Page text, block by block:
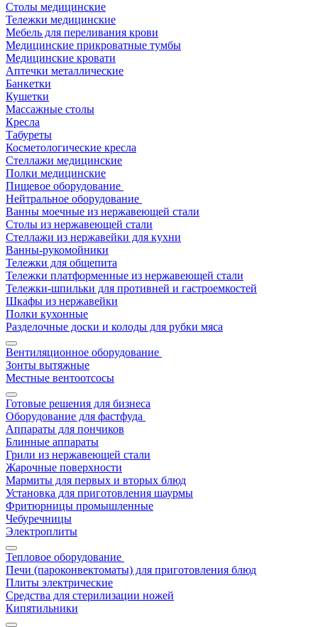
Столы медицинские
Тележки медицинские
Мебель для переливания крови
Медицинские прикроватные тумбы
Медицинские кровати
Аптечки металлические
Банкетки
Кушетки
Массажные столы
Кресла
Табуреты
Косметологические кресла
Стеллажи медицинские
Полки медицинские
Пищевое оборудование
Нейтральное оборудование
Ванны моечные из нержавеющей стали
Столы из нержавеющей стали
Стеллажи из нержавейки для кухни
Ванны-рукомойники
Тележки для общепита
Тележки платформенные из нержавеющей стали
Тележки-шпильки для противней и гастроемкостей
Шкафы из нержавейки
Полки кухонные
Разделочные доски и колоды для рубки мяса
Вентиляционное оборудование
Зонты вытяжные
Местные вентоотсосы
Готовые решения для бизнеса
Оборудование для фастфуда
Аппараты для пончиков
Блинные аппараты
Грили из нержавеющей стали
Жарочные поверхности
Мармиты для первых и вторых блюд
Установка для приготовления шаурмы
Фритюрницы промышленные
Чебуречницы
Электроплиты
Тепловое оборудование
Печи (пароконвектоматы) для приготовления блюд
Плиты электрические
Средства для стерилизации ножей
Кипятильники